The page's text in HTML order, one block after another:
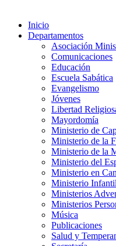
Inicio
Departamentos
Asociación
Comunicaciones
Educación
Escuela Sabática
Evangelismo
Jóvenes
Libertad
Mayordomía
Ministerio de
Ministerio de la
Ministerio de la
Ministerio del
Ministerio en
Ministerio
Ministerios
Ministerios
Música
Publicaciones
Salud y